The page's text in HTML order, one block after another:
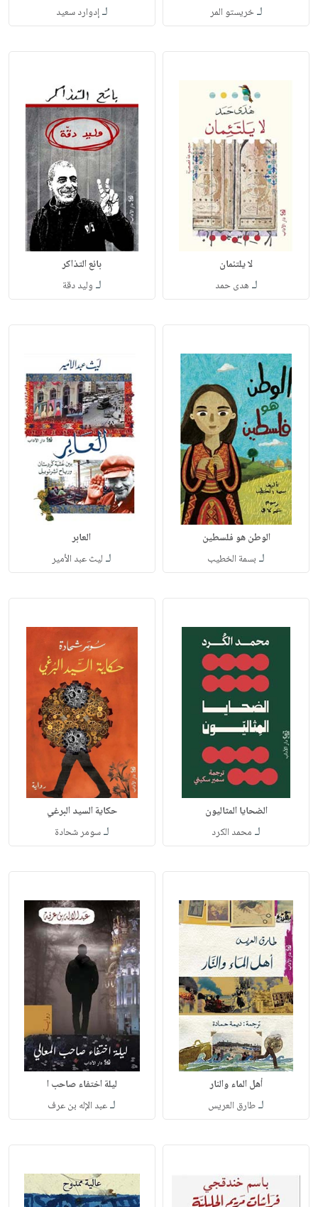
لـخريستو المر لـإدوارد سعيد
لا يلتئمان
لـ هدى حمد
بائع التذاكر
لـ وليد دقة
الوطن هو فلسطين
لـ بسمة الخطيب
العابر
لـ ليث عبد الأمير
الضحايا المثاليون
لـ محمد الكرد
حكاية السيد البرغي
لـسومر شحادة
أهل الماء والنار
لـطارق العريس
ليلة اختفاء صاحب ا
لـعبد الإله بن عرف